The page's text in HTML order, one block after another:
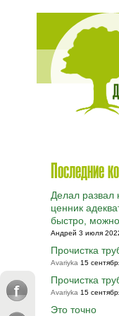
Последние
Делал развал
ценник
быстро, можно
Андрей 3 июля
Прочистка
Avariyka 15
Прочистка
Avariyka 15
Это точно